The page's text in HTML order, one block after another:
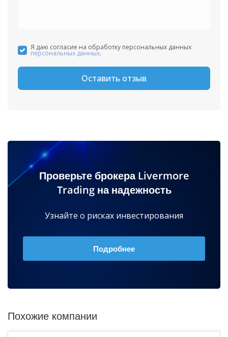
Я даю согласие на обработку персональных данных
персональных данных.
Оставить отзыв
Проверьте брокера Livermore
Trading на надежность
Узнайте о рисках инвестирования
Подробнее
Похожие компании